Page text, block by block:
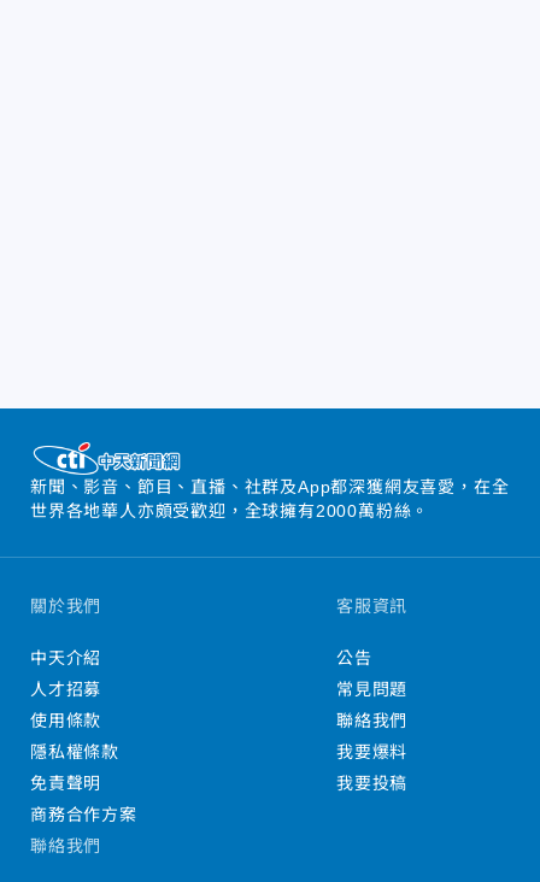
新聞、影音、節目、直播、社群及App都深獲網友喜愛，在全
世界各地華人亦頗受歡迎，全球擁有2000萬粉絲。
關於我們
中天介紹
人才招募
使用條款
隱私權條款
免責聲明
商務合作方案
客服資訊
公告
常見問題
聯絡我們
我要爆料
我要投稿
聯絡我們